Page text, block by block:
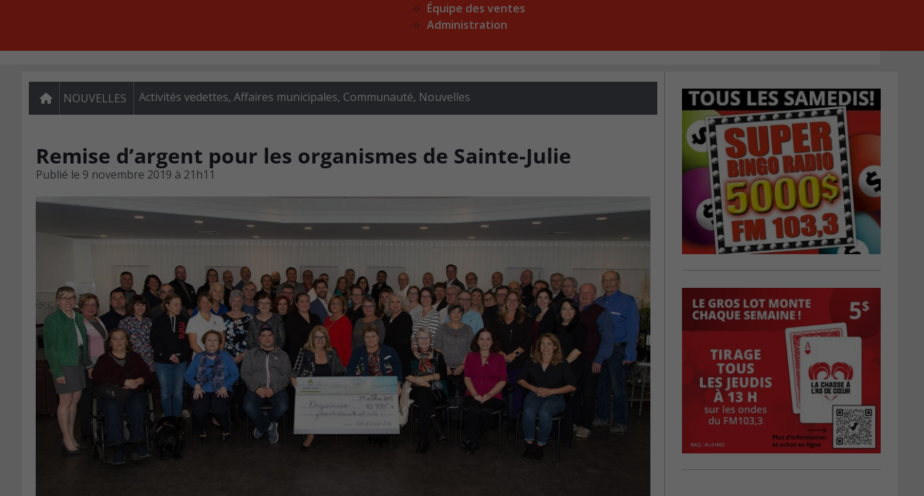
Équipe des ventes
Administration
NOUVELLES Activités vedettes, Affaires municipales, Communauté, Nouvelles
Remise d’argent pour les organismes de Sainte-Julie
Publié le 9 novembre 2019 à 21h11